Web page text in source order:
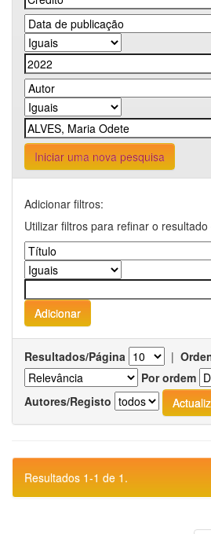
Iniciar uma nova pesquisa
Adicionar filtros:
Utilizar filtros para refinar o
Resultados/Página |
Por ordem
Autores/Registo
Resultados 1-1 de 1.